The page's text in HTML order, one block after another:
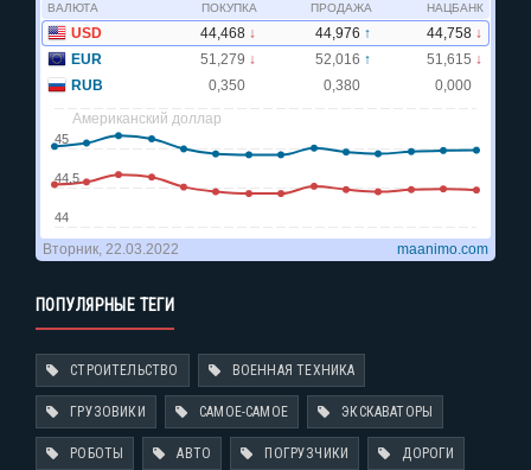
ПОПУЛЯРНЫЕ ТЕГИ
СТРОИТЕЛЬСТВО ВОЕННАЯ ТЕХНИКА
ГРУЗОВИКИ САМОЕ-САМОЕ ЭКСКАВАТОРЫ
РОБОТЫ АВТО ПОГРУЗЧИКИ ДОРОГИ